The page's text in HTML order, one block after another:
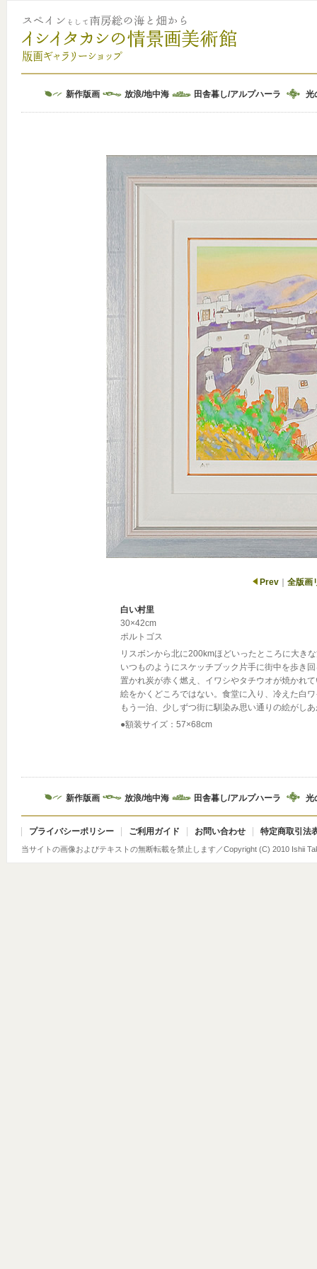
スペインそして南房総の海と畑から
イシイタカシ（石井崇）の情景画美術館版画ギャラリーショップ -gallery of
新作版画 放浪/地中海 田舎暮し/アルプハーラ 光
Prev 全版画
白い村里
30×42cm
ポルトゴス
リスボンから北に200kmほどいったところに大き
いつものようにスケッチブック片手に街中を歩き
置かれ炭が赤く燃え、イワシやタチウオが焼かれ
絵をかくどころではない。食堂に入り、冷えた白
もう一泊、少しずつ街に馴染み思い通りの絵がし
●額装サイズ：57×68cm
新作版画 放浪/地中海 田舎暮し/アルプハーラ 光
プライバシーポリシー ご利用ガイド お問い合わせ 特定商取引法
当サイトの画像およびテキストの無断転載を禁止します／Copyright (C) 2010 Ishii